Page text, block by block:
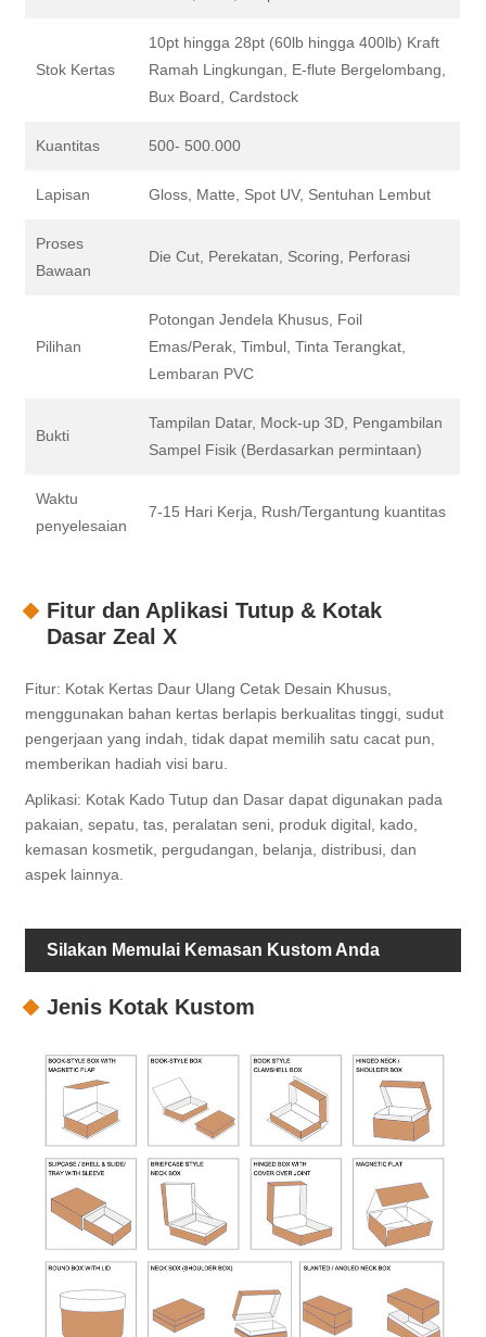
Stok Kertas
10pt hingga 28pt (60lb hingga 400lb) Kraft
Ramah Lingkungan, E-flute Bergelombang,
Bux Board, Cardstock
Kuantitas 500- 500.000
Lapisan Gloss, Matte, Spot UV, Sentuhan Lembut
Proses
Bawaan
Die Cut, Perekatan, Scoring, Perforasi
Pilihan
Potongan Jendela Khusus, Foil
Emas/Perak, Timbul, Tinta Terangkat,
Lembaran PVC
Bukti
Tampilan Datar, Mock-up 3D, Pengambilan
Sampel Fisik (Berdasarkan permintaan)
Waktu
penyelesaian
7-15 Hari Kerja, Rush/Tergantung kuantitas
Fitur dan Aplikasi Tutup & Kotak
Dasar Zeal X
Fitur: Kotak Kertas Daur Ulang Cetak Desain Khusus,
menggunakan bahan kertas berlapis berkualitas tinggi, sudut
pengerjaan yang indah, tidak dapat memilih satu cacat pun,
memberikan hadiah visi baru.
Aplikasi: Kotak Kado Tutup dan Dasar dapat digunakan pada
pakaian, sepatu, tas, peralatan seni, produk digital, kado,
kemasan kosmetik, pergudangan, belanja, distribusi, dan
aspek lainnya.
Silakan Memulai Kemasan Kustom Anda
Jenis Kotak Kustom